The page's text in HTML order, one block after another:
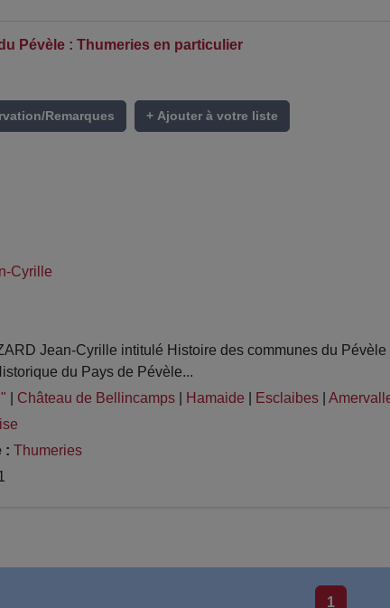
Pévèle : Thumeries en particulier
Remarques + Ajouter à votre liste
Cyrille
Jean-Cyrille intitulé Histoire des communes du
du Pays de Pévèle...
Château de Bellincamps Hamaide Esclaibes
: Thumeries
1